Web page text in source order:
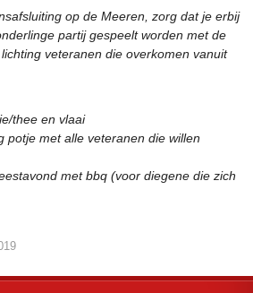
op de Meeren, zorg dat je erbij
partij gespeelt worden met de
veteranen die overkomen vanuit
thee en vlaai
potje met alle veteranen die willen
met bbq (voor diegene die zich